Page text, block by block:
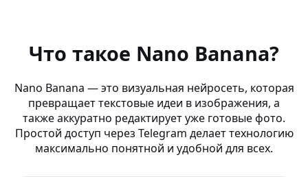
AI Wallpaper Generator — PhotoLab — умная
AI Steampunk арт — Product Video AI — контент для
AI текстуры Nano Banana (AI-платформа Nano
Что такое Nano Banana?
Nano Banana — это визуальная нейросеть, которая
превращает текстовые идеи в изображения, а
также аккуратно редактирует уже готовые фото.
Простой доступ через Telegram делает технологию
максимально понятной и удобной для всех.